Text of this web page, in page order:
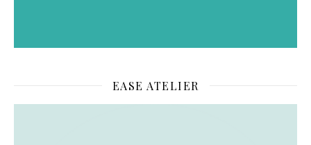
EASE ATELIER